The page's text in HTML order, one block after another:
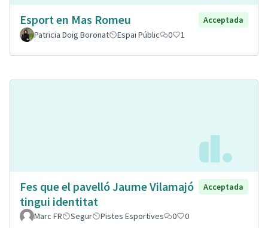
Esport en Mas Romeu
Acceptada
Patricia Doig Boronat
Espai Públic 0 1
Fes que el pavelló Jaume Vilamajó
tingui identitat
Acceptada
Marc FR Segur Pistes Esportives 0 0